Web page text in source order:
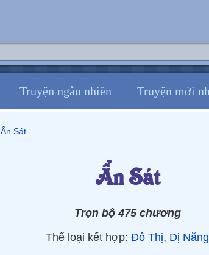
Truyện ngẫu nhiên Truyện mới
Ẩn Sát
Ẩn Sát
Trọn bộ 475 chương
Thể loại kết hợp: Đô Thị, Dị Năng